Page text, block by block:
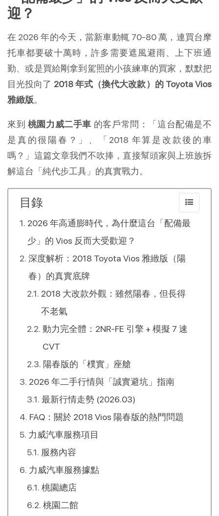
迎？
在 2026 年的今天，當新車動輒 70-80 萬，連買台摩
托車都要破十萬時，許多需要遮風避雨、上下班通
勤、或是買給剛拿到駕照的小孩練車的買家，默默把
目光投向了 2018 年式（換代大改款）的 Toyota Vios
雅緻版。
來到 桃園力威二手車 的客戶常問：「這台配備是不
是真的很陽春？」、「2018 年算是改款後的車
嗎？」這篇文章我們不吹捧，直接幫頭家與上班族拆
解這台「純代步工具」的真實戰力。
目錄
2026 年高通膨時代，為什麼這台「配備最
少」的 Vios 反而大受歡迎？
深度解析：2018 Toyota Vios 雅緻版（陽
春）的真實底牌
2018 大改款外觀：雖然陽春，但長得
不老氣
動力完全體：2NR-FE 引擎 + 模擬 7 速
CVT
陽春版的「樸實」座艙
2026 年二手行情與「誠實避坑」指南
最新行情走勢 (2026.03)
FAQ：關於 2018 Vios 陽春版的熱門問題
力威汽車服務項目
服務內容
力威汽車服務據點
桃園總店
桃園二館